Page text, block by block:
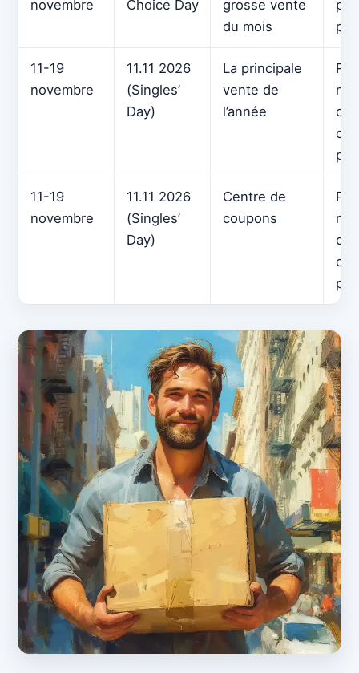
novembre
Choice Day
grosse vente
du mois
11-19
novembre
11.11 2026
(Singles’
Day)
La principale
vente de
l’année
11-19
novembre
11.11 2026
(Singles’
Day)
Centre de
coupons